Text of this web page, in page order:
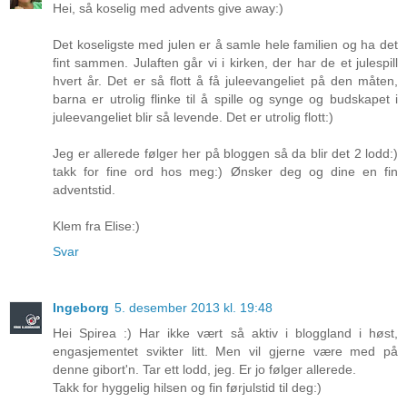
Hei, så koselig med advents give away:)
Det koseligste med julen er å samle hele familien og ha det
fint sammen. Julaften går vi i kirken, der har de et julespill
hvert år. Det er så flott å få juleevangeliet på den måten,
barna er utrolig flinke til å spille og synge og budskapet i
juleevangeliet blir så levende. Det er utrolig flott:)
Jeg er allerede følger her på bloggen så da blir det 2 lodd:)
takk for fine ord hos meg:) Ønsker deg og dine en fin
adventstid.
Klem fra Elise:)
Svar
Ingeborg 5. desember 2013 kl. 19:48
Hei Spirea :) Har ikke vært så aktiv i bloggland i høst,
engasjementet svikter litt. Men vil gjerne være med på
denne gibort'n. Tar ett lodd, jeg. Er jo følger allerede.
Takk for hyggelig hilsen og fin førjulstid til deg:)